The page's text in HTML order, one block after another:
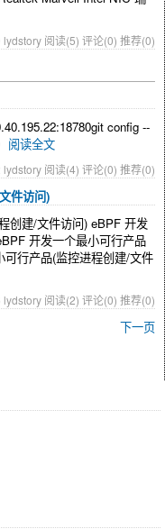
lydstory 阅读(5) 评论(0) 推荐(0)
config --
阅读全文
lydstory 阅读(4) 评论(0) 推荐(0)
件访问)
创建/文件访问) eBPF 开发
开发一个最小可行产品
行产品(监控进程创建/文件
lydstory 阅读(2) 评论(0) 推荐(0)
下一页